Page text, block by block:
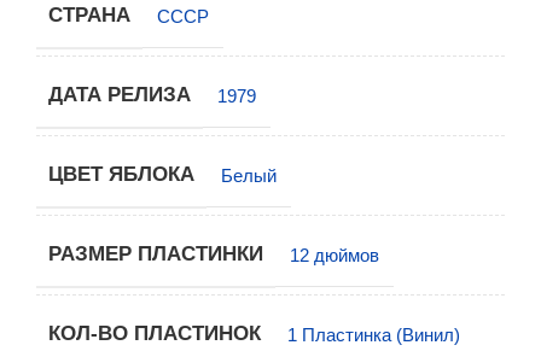
СТРАНА СССР
ДАТА РЕЛИЗА 1979
ЦВЕТ ЯБЛОКА Белый
РАЗМЕР ПЛАСТИНКИ 12 дюймов
КОЛ-ВО ПЛАСТИНОК 1 Пластинка (Винил)